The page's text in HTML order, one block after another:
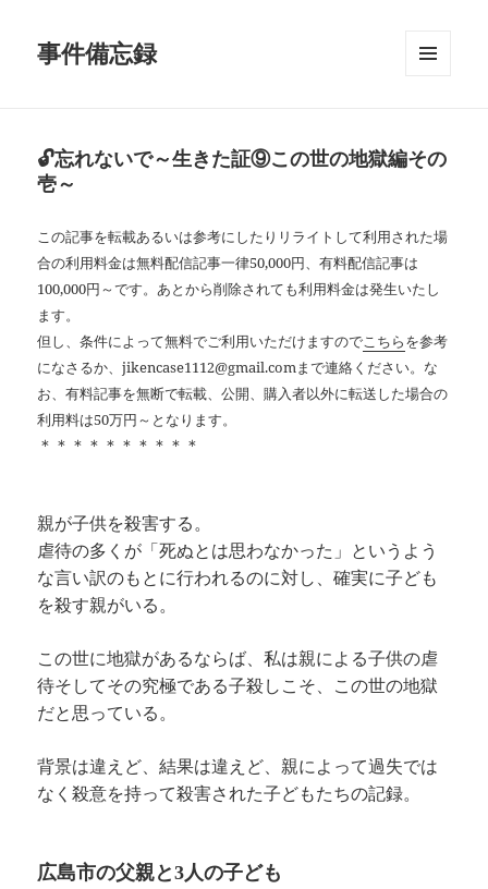
事件備忘録
🔓忘れないで～生きた証⑨この世の地獄編その
壱～
この記事を転載あるいは参考にしたりリライトして利用された場
合の利用料金は無料配信記事一律50,000円、有料配信記事は
100,000円～です。あとから削除されても利用料金は発生いたし
ます。
但し、条件によって無料でご利用いただけますのでこちらを参考
になさるか、jikencase1112@gmail.comまで連絡ください。な
お、有料記事を無断で転載、公開、購入者以外に転送した場合の
利用料は50万円～となります。
＊＊＊＊＊＊＊＊＊＊
親が子供を殺害する。
虐待の多くが「死ぬとは思わなかった」というよう
な言い訳のもとに行われるのに対し、確実に子ども
を殺す親がいる。
この世に地獄があるならば、私は親による子供の虐
待そしてその究極である子殺しこそ、この世の地獄
だと思っている。
背景は違えど、結果は違えど、親によって過失では
なく殺意を持って殺害された子どもたちの記録。
広島市の父親と3人の子ども